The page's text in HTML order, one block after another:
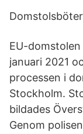
EU-
januari 2021
processen i
Stockholm.
bildades
Genom